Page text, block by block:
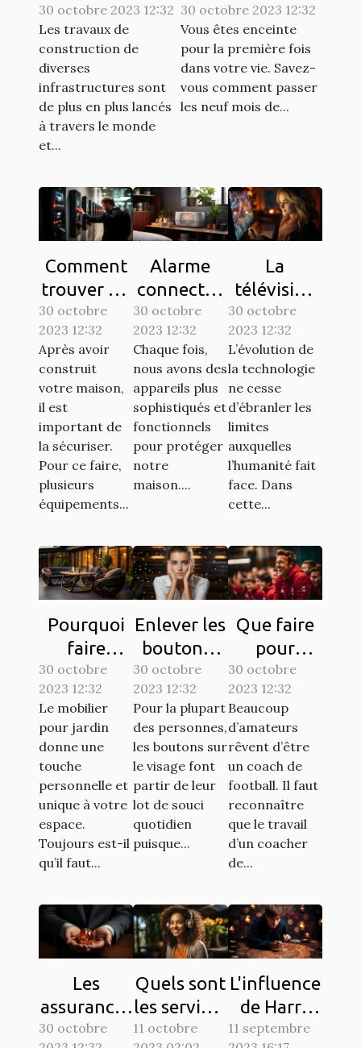
sécurisation
d’un chantier ?
30 octobre 2023 12:32
Les travaux de
construction de
diverses
infrastructures sont
de plus en plus lancés
à travers le monde
et...
entretenir une
grossesse ?
30 octobre 2023 12:32
Vous êtes enceinte
pour la première fois
dans votre vie. Savez-
vous comment passer
les neuf mois de...
Comment
trouver un
interphone
d’une
bonne
qualité ?
30 octobre
2023 12:32
Après avoir
construit
votre maison,
il est
important de
la sécuriser.
Pour ce faire,
plusieurs
équipements...
Alarme
connectée
: comment
ça
marche ?
30 octobre
2023 12:32
Chaque fois,
nous avons des
appareils plus
sophistiqués et
fonctionnels
pour protéger
notre
maison....
La
télévision
sur une
tablette,
est-elle
possible ?
30 octobre
2023 12:32
L’évolution de
la technologie
ne cesse
d’ébranler les
limites
auxquelles
l’humanité fait
face. Dans
cette...
Pourquoi
faire
confiance
à la société
ATECH
pour son
mobilier de
jardin ?
30 octobre
2023 12:32
Le mobilier
pour jardin
donne une
touche
personnelle et
unique à votre
espace.
Toujours est-il
qu’il faut...
Enlever les
boutons :
comment
s’y
prendre ?
30 octobre
2023 12:32
Pour la plupart
des personnes,
les boutons sur
le visage font
partir de leur
lot de souci
quotidien
puisque...
Que faire
pour
devenir un
bon coach
de
football ?
30 octobre
2023 12:32
Beaucoup
d’amateurs
rêvent d’être
un coach de
football. Il faut
reconnaître
que le travail
d’un coacher
de...
Les
assurances
à souscrire
30 octobre
Quels sont
les services
en ligne
11 octobre
L'influence
de Harry
Potter sur
11 septembre